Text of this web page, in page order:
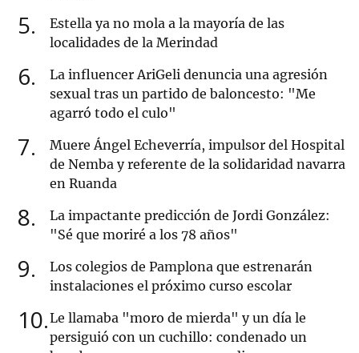
5
Estella ya no mola a la mayoría de las
localidades de la Merindad
6
La influencer AriGeli denuncia una agresión
sexual tras un partido de baloncesto: "Me
agarró todo el culo"
7
Muere Ángel Echeverría, impulsor del Hospital
de Nemba y referente de la solidaridad navarra
en Ruanda
8
La impactante predicción de Jordi González:
"Sé que moriré a los 78 años"
9
Los colegios de Pamplona que estrenarán
instalaciones el próximo curso escolar
10 Le llamaba "moro de mierda" y un día le
persiguió con un cuchillo: condenado un